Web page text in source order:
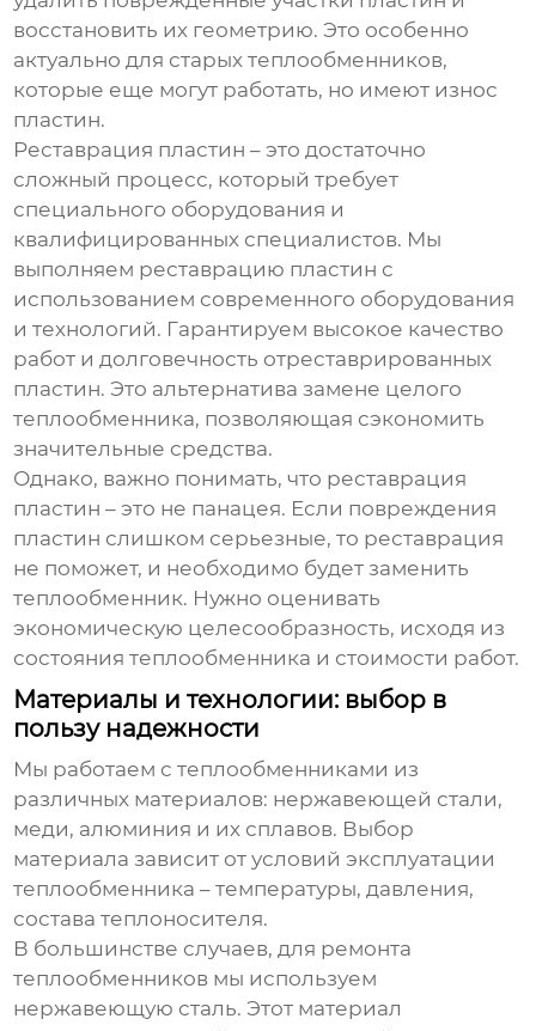
восстановить их геометрию. Это особенно
актуально для старых теплообменников,
которые еще могут работать, но имеют износ
пластин.
Реставрация пластин – это достаточно
сложный процесс, который требует
специального оборудования и
квалифицированных специалистов. Мы
выполняем реставрацию пластин с
использованием современного оборудования
и технологий. Гарантируем высокое качество
работ и долговечность отреставрированных
пластин. Это альтернатива замене целого
теплообменника, позволяющая сэкономить
значительные средства.
Однако, важно понимать, что реставрация
пластин – это не панацея. Если повреждения
пластин слишком серьезные, то реставрация
не поможет, и необходимо будет заменить
теплообменник. Нужно оценивать
экономическую целесообразность, исходя из
состояния теплообменника и стоимости работ.
Материалы и технологии: выбор в
пользу надежности
Мы работаем с теплообменниками из
различных материалов: нержавеющей стали,
меди, алюминия и их сплавов. Выбор
материала зависит от условий эксплуатации
теплообменника – температуры, давления,
состава теплоносителя.
В большинстве случаев, для ремонта
теплообменников мы используем
нержавеющую сталь. Этот материал